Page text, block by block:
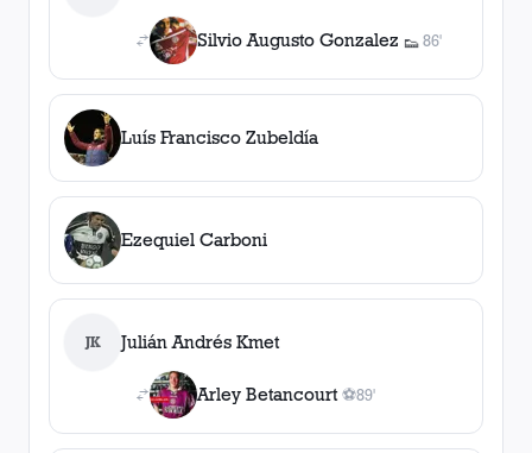
Silvio Augusto Gonzalez 👟
1asistencia
86'
Luís Francisco Zubeldía
Ezequiel Carboni
JK Julián Andrés Kmet
Arley Betancourt ⚽
1gol
89'